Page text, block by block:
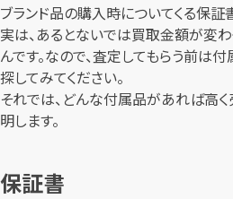
ブランド品の購入時についてくる保証
実は、あるとないでは買取金額が変
んです。なので、査定してもらう前は
探してみてください。
それでは、どんな付属品があれば高く
明します。
保証書